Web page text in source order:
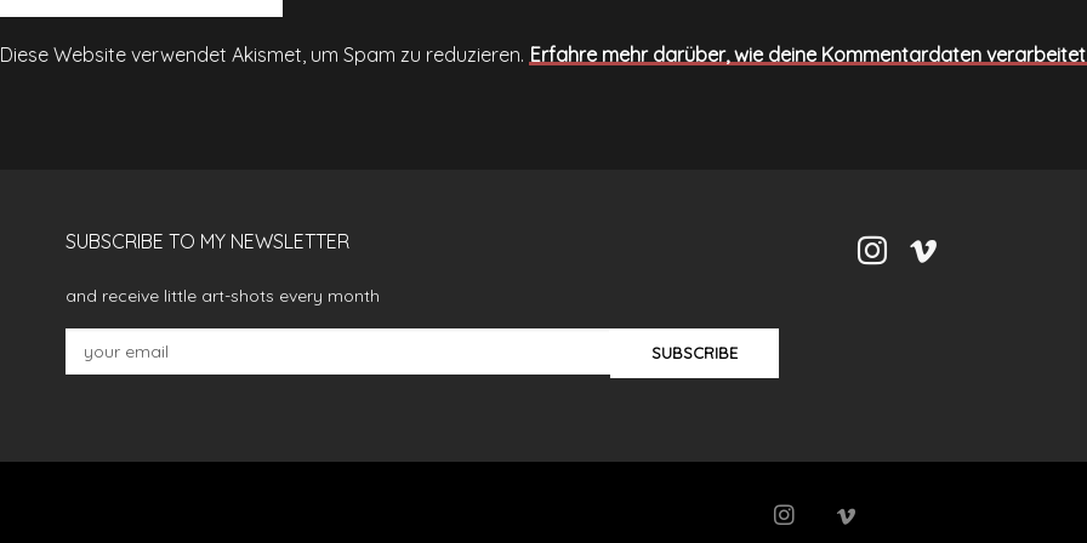
Diese Website verwendet Akismet, um Spam zu reduzieren. Erfahre mehr darüber, wie deine Kommentardaten
SUBSCRIBE TO MY NEWSLETTER
and receive little art-shots every month
SUBSCRIBE